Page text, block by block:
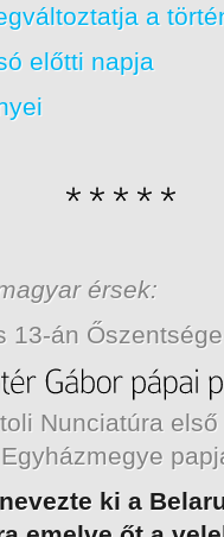
a
előtti napja
érsek:
13-án
Nunciatúra
Egyházmegye
ki a